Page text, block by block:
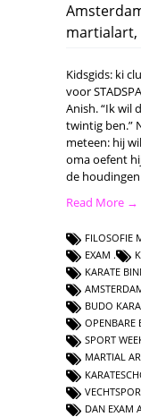
martialart,
Kidsgids: ki
voor
Anish. “Ik wil
twintig ben.”
meteen: hij
oma oefent
de
Read More →
FILOSOFIE
EXAM
KARATE
BUDO
OPENBARE
SPORT
MARTIAL
DAN EXAM